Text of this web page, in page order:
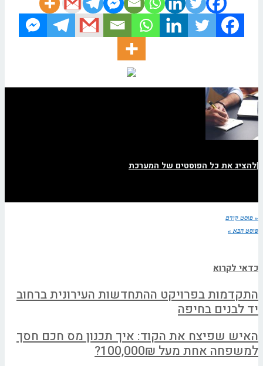
|להציג את כל הפוסטים של המערכת
« פוסט קודם
פוסט הבא »
כדאי לקרוא
התקדמות בפרויקט ההתחדשות העירונית ברחוב
יד לבנים בחיפה
האיש שפיצח את הקוד: איך תכנון מס חכם חסך
למשפחה אחת מעל 100,000₪?